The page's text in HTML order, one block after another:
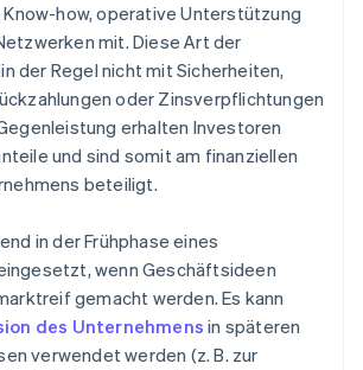
how, operative Unterstützung
mit. Diese Art der
der Regel nicht mit Sicherheiten,
oder Zinsverpflichtungen
erhalten Investoren
und sind somit am finanziellen
beteiligt.
in der Frühphase eines
wenn Geschäftsideen
gemacht werden. Es kann
des Unternehmens in späteren
verwendet werden (z. B. zur